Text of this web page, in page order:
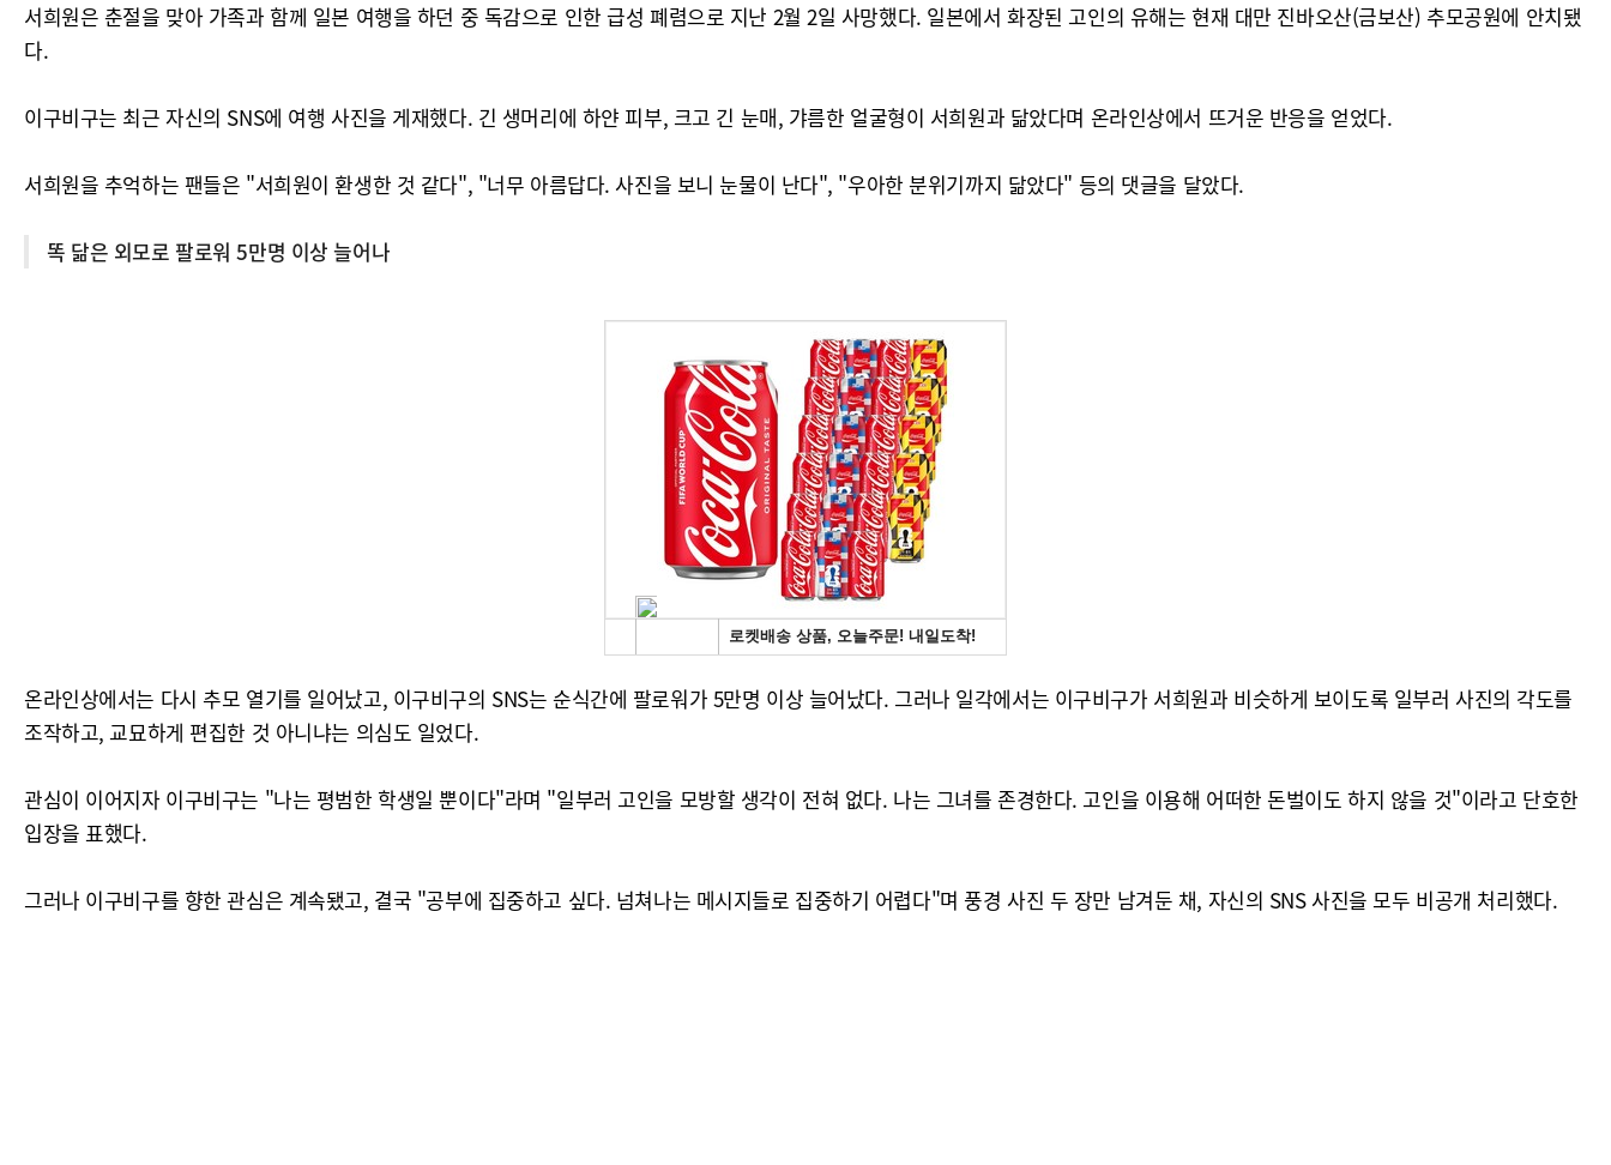
서희원은 춘절을 맞아 가족과 함께 일본 여행을 하던 중 독감으로 인한 급성 폐렴으로 지난 2월 2일 사망했다. 일본에서 화장된 고인의 유해는 현재 대만 진바오산(금보산) 추모공원에 안치됐
다.
이구비구는 최근 자신의 SNS에 여행 사진을 게재했다. 긴 생머리에 하얀 피부, 크고 긴 눈매, 갸름한 얼굴형이 서희원과 닮았다며 온라인상에서 뜨거운 반응을 얻었다.
서희원을 추억하는 팬들은 "서희원이 환생한 것 같다", "너무 아름답다. 사진을 보니 눈물이 난다", "우아한 분위기까지 닮았다" 등의 댓글을 달았다.
똑 닮은 외모로 팔로워 5만명 이상 늘어나
온라인상에서는 다시 추모 열기를 일어났고, 이구비구의 SNS는 순식간에 팔로워가 5만명 이상 늘어났다. 그러나 일각에서는 이구비구가 서희원과 비슷하게 보이도록 일부러 사진의 각도를
조작하고, 교묘하게 편집한 것 아니냐는 의심도 일었다.
관심이 이어지자 이구비구는 "나는 평범한 학생일 뿐이다"라며 "일부러 고인을 모방할 생각이 전혀 없다. 나는 그녀를 존경한다. 고인을 이용해 어떠한 돈벌이도 하지 않을 것"이라고 단호한
입장을 표했다.
그러나 이구비구를 향한 관심은 계속됐고, 결국 "공부에 집중하고 싶다. 넘쳐나는 메시지들로 집중하기 어렵다"며 풍경 사진 두 장만 남겨둔 채, 자신의 SNS 사진을 모두 비공개 처리했다.